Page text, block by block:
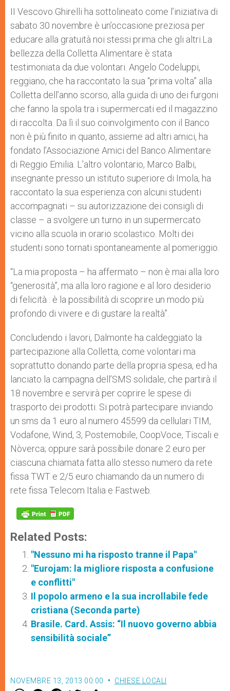
II Vescovo Ghirelli ha sottolineato come l’iniziativa di
sabato 30 novembre è un’occasione preziosa per
educare alla gratuità noi stessi prima che gli altri.La
bellezza della Colletta Alimentare è stata
testimoniata da due volontari. Angelo Codeluppi,
reggiano, che ha raccontato la sua “prima volta” alla
Colletta dell’anno scorso, alla guida di uno dei furgoni
che fanno la spola tra i supermercati ed il magazzino
di raccolta. Da lì il suo coinvolgimento con il Banco
non è più finito in quanto, assieme ad altri amici, ha
fondato l’Associazione Amici del Banco Alimentare
di Reggio Emilia. L’altro volontario, Marco Balbi,
insegnante presso un istituto superiore di Imola, ha
raccontato la sua esperienza con alcuni studenti
accompagnati – su autorizzazione dei consigli di
classe – a svolgere un turno in un supermercato
vicino alla scuola in orario scolastico. Molti dei
studenti sono tornati spontaneamente al pomeriggio.
“La mia proposta – ha affermato – non è mai alla loro
“generosità”, ma alla loro ragione e al loro desiderio
di felicità : è la possibilità di scoprire un modo più
profondo di vivere e di gustare la realtà”.
Concludendo i lavori, Dalmonte ha caldeggiato la
partecipazione alla Colletta, come volontari ma
soprattutto donando parte della propria spesa, ed ha
lanciato la campagna dell’SMS solidale, che partirà il
18 novembre e servirà per coprire le spese di
trasporto dei prodotti. Si potrà partecipare inviando
un sms da 1 euro al numero 45599 da cellulari TIM,
Vodafone, Wind, 3, Postemobile, CoopVoce, Tiscali e
Nòverca; oppure sarà possibile donare 2 euro per
ciascuna chiamata fatta allo stesso numero da rete
fissa TWT e 2/5 euro chiamando da un numero di
rete fissa Telecom Italia e Fastweb.
Related Posts:
"Nessuno mi ha risposto tranne il Papa"
"Eurojam: la migliore risposta a confusione
e conflitti"
Il popolo armeno e la sua incrollabile fede
cristiana (Seconda parte)
Brasile. Card. Assis: “Il nuovo governo abbia
sensibilità sociale”
NOVEMBRE 13, 2013 00:00 CHIESE LOCALI